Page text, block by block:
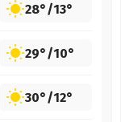
28°/13°
29°/10°
30°/12°